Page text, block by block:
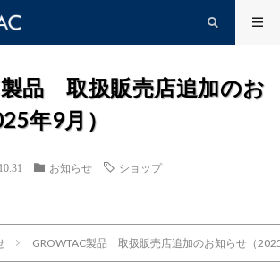
製品 取扱販売店追加のお
年9月）
お知らせ ショップ
GROWTAC製品 取扱販売店追加のお知らせ（